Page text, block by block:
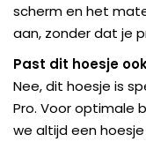
scherm en het
aan, zonder dat je
Past dit hoesje
Nee, dit hoesje is
Pro. Voor optimale
we altijd een